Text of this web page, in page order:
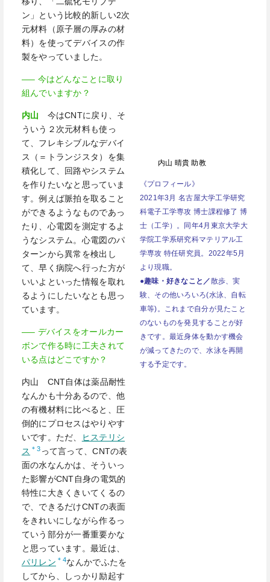
ン」という比較的新しい2次
元材料（原子層の厚みの材
料）を使ってデバイスの作
製をやっていました。
—– 今はどんなことに取り
組んでいますか？
内山 今はCNTに戻り、そ
ういう２次元材料も使っ
て、フレキシブルなデバイ
ス（＝トランジスタ）を集
積化して、回路やシステム
を作りたいなと思っていま
す。例えば脈拍を取ること
ができるようなものであっ
たり、心電図を測定するよ
うなシステム。心電図のパ
ターンから異常を検出し
て、早く病院へ行った方が
いいよといった情報を取れ
るようにしたいなとも思っ
ています。
—– デバイスをオールカー
ボンで作る時に工夫されて
いる点はどこですか？
内山 CNT自体は薬品耐性
なんかも十分あるので、他
の有機材料に比べると、圧
倒的にプロセスはやりやす
いです。ただ、
ヒステリシ
ス ＊3 って言って、CNTの表
面の水なんかは、そういっ
た影響がCNT自身の電気的
特性に大きくきいてくるの
で、できるだけCNTの表面
をきれいにしながら作るっ
ていう部分が一番重要かな
と思っています。最近は、
パリレン ＊4なんかでふたを
してから、しっかり励起す
内山 晴貴 助教
《プロフィール》
2021年3月 名古屋大学工学研究
科電子工学専攻 博士課程修了 博
士（工学）。同年4月東京大学大
学院工学系研究科マテリアル工
学専攻 特任研究員。2022年5月
より現職。
●趣味・好きなこと／散歩、実
験、その他いろいろ(水泳、自転
車等)。これまで自分が見たこと
のないものを発見することが好
きです。最近身体を動かす機会
が減ってきたので、水泳を再開
する予定です。